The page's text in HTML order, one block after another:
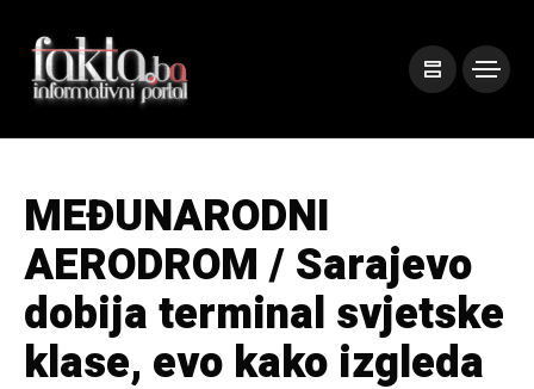
MEĐUNARODNI
AERODROM / Sarajevo
dobija terminal svjetske
klase, evo kako izgleda